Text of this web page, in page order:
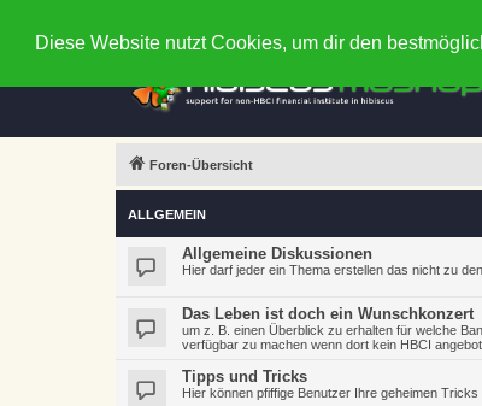
Diese Website nutzt Cookies, um dir den
Foren-Übersicht
ALLGEMEIN
Allgemeine Diskussionen
Hier darf jeder ein Thema erstellen das nicht zu
Das Leben ist doch ein Wunschkonzert
um z. B. einen Überblick zu erhalten für welche
verfügbar zu machen wenn dort kein HBCI
Tipps und Tricks
Hier können pfiffige Benutzer Ihre geheimen